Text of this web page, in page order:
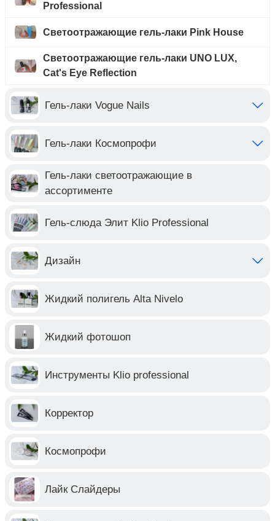
Professional
Светоотражающие гель-лаки Pink House
Светоотражающие гель-лаки UNO LUX,
Cat's Eye Reflection
Гель-лаки Vogue Nails
Гель-лаки Космопрофи
Гель-лаки светоотражающие в
ассортименте
Гель-слюда Элит Klio Professional
Дизайн
Жидкий полигель Alta Nivelo
Жидкий фотошоп
Инструменты Klio professional
Корректор
Космопрофи
Лайк Слайдеры